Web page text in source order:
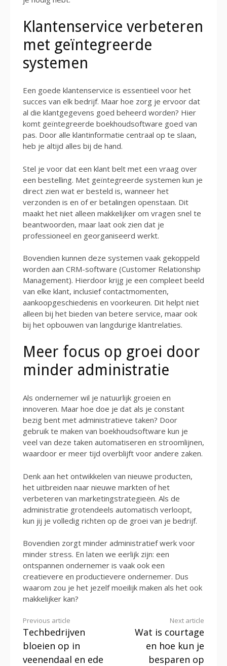
Klantenservice verbeteren
met geïntegreerde
systemen
Een goede klantenservice is essentieel voor het
succes van elk bedrijf. Maar hoe zorg je ervoor dat
al die klantgegevens goed beheerd worden? Hier
komt geïntegreerde boekhoudsoftware goed van
pas. Door alle klantinformatie centraal op te slaan,
heb je altijd alles bij de hand.
Stel je voor dat een klant belt met een vraag over
een bestelling. Met geïntegreerde systemen kun je
direct zien wat er besteld is, wanneer het
verzonden is en of er betalingen openstaan. Dit
maakt het niet alleen makkelijker om vragen snel te
beantwoorden, maar laat ook zien dat je
professioneel en georganiseerd werkt.
Bovendien kunnen deze systemen vaak gekoppeld
worden aan CRM-software (Customer Relationship
Management). Hierdoor krijg je een compleet beeld
van elke klant, inclusief contactmomenten,
aankoopgeschiedenis en voorkeuren. Dit helpt niet
alleen bij het bieden van betere service, maar ook
bij het opbouwen van langdurige klantrelaties.
Meer focus op groei door
minder administratie
Als ondernemer wil je natuurlijk groeien en
innoveren. Maar hoe doe je dat als je constant
bezig bent met administratieve taken? Door
gebruik te maken van boekhoudsoftware kun je
veel van deze taken automatiseren en stroomlijnen,
waardoor er meer tijd overblijft voor andere zaken.
Denk aan het ontwikkelen van nieuwe producten,
het uitbreiden naar nieuwe markten of het
verbeteren van marketingstrategieën. Als de
administratie grotendeels automatisch verloopt,
kun jij je volledig richten op de groei van je bedrijf.
Bovendien zorgt minder administratief werk voor
minder stress. En laten we eerlijk zijn: een
ontspannen ondernemer is vaak ook een
creatievere en productievere ondernemer. Dus
waarom zou je het jezelf moeilijk maken als het ook
makkelijker kan?
Continue
Reading
Previous article
Techbedrijven
bloeien op in
veenendaal en ede
Next article
Wat is courtage
en hoe kun je
besparen op